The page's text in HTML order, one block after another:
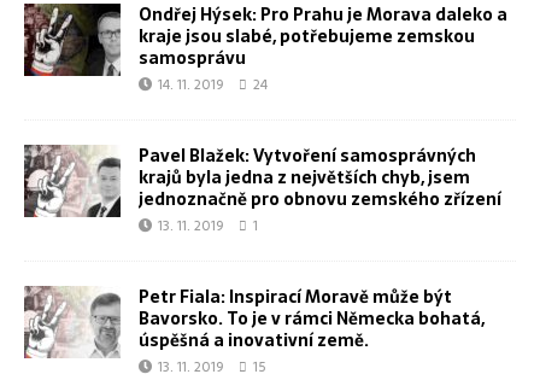
Ondřej Hýsek: Pro Prahu je Morava daleko a
kraje jsou slabé, potřebujeme zemskou
samosprávu
14. 11. 2019 24
Pavel Blažek: Vytvoření samosprávných
krajů byla jedna z největších chyb, jsem
jednoznačně pro obnovu zemského zřízení
13. 11. 2019 1
Petr Fiala: Inspirací Moravě může být
Bavorsko. To je v rámci Německa bohatá,
úspěšná a inovativní země.
13. 11. 2019 15